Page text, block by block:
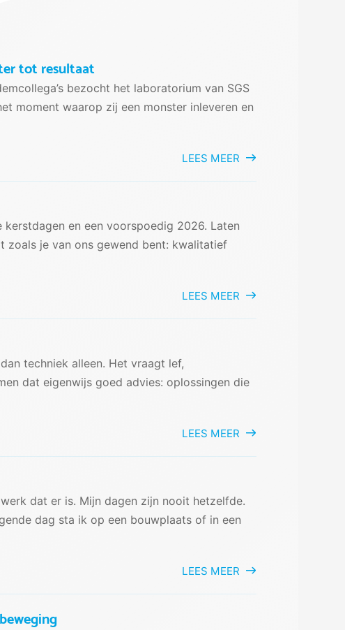
tot resultaat
bezocht het laboratorium van SGS
moment waarop zij een monster inleveren en
LEES MEER
en een voorspoedig 2026. Laten
zoals je van ons gewend bent: kwalitatief
LEES MEER
techniek alleen. Het vraagt lef,
dat eigenwijs goed advies: oplossingen die
LEES MEER
dat er is. Mijn dagen zijn nooit hetzelfde.
dag sta ik op een bouwplaats of in een
LEES MEER